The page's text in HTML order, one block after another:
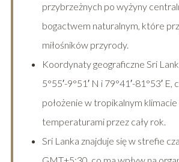
przybrzeżnych po wyżyny
bogactwem naturalnym, które
miłośników przyrody.
Koordynaty geograficzne Sri
5°55′-9°51′ N i 79°41′-81°53′ E,
położenie w tropikalnym
temperaturami przez cały rok.
Sri Lanka znajduje się w strefie